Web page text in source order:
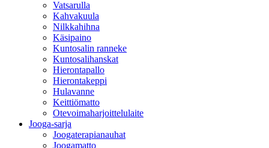
Vatsarulla
Kahvakuula
Nilkkahihna
Käsipaino
Kuntosalin ranneke
Kuntosalihanskat
Hierontapallo
Hierontakeppi
Hulavanne
Keittiömatto
Otevoimaharjoittelulaite
Jooga-sarja
Joogaterapianauhat
Joogamatto